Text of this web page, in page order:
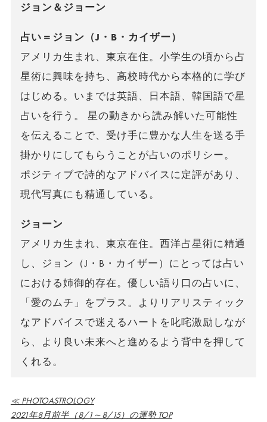
ジョン＆ジョーン
占い＝ジョン（J・B・カイザー）
アメリカ生まれ、東京在住。小学生の頃から占
星術に興味を持ち、高校時代から本格的に学び
はじめる。いまでは英語、日本語、韓国語で星
占いを行う。 星の動きから読み解いた可能性
を伝えることで、受け手に豊かな人生を送る手
掛かりにしてもらうことが占いのポリシー。
ポジティブで詩的なアドバイスに定評があり、
現代写真にも精通している。
ジョーン
アメリカ生まれ、東京在住。西洋占星術に精通
し、ジョン（J・B・カイザー）にとっては占い
における姉御的存在。優しい語り口の占いに、
「愛のムチ」をプラス。よりリアリスティック
なアドバイスで迷えるハートを叱咤激励しなが
ら、より良い未来へと進めるよう背中を押して
くれる。
≪ PHOTOASTROLOGY
2021年8月前半（8/1～8/15）の運勢 TOP